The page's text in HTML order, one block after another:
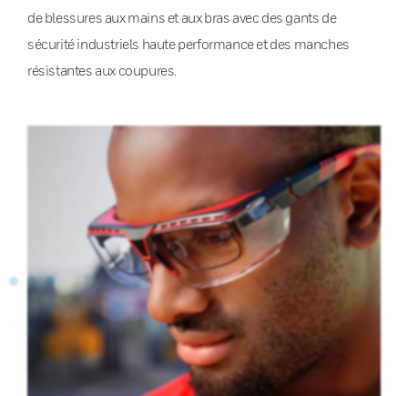
de blessures aux mains et aux bras avec des gants de
sécurité industriels haute performance et des manches
résistantes aux coupures.